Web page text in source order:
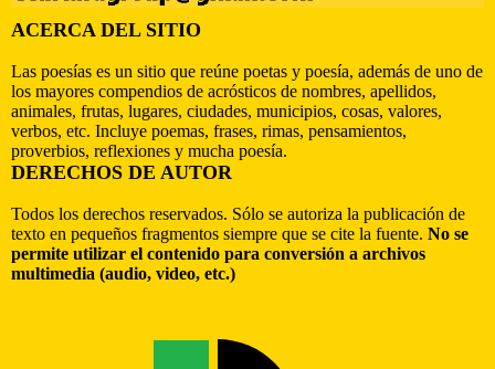
ACERCA DEL SITIO
Las poesías es un sitio que reúne poetas y poesía, además de uno de
los mayores compendios de acrósticos de nombres, apellidos,
animales, frutas, lugares, ciudades, municipios, cosas, valores,
verbos, etc. Incluye poemas, frases, rimas, pensamientos,
proverbios, reflexiones y mucha poesía.
DERECHOS DE AUTOR
Todos los derechos reservados. Sólo se autoriza la publicación de
texto en pequeños fragmentos siempre que se cite la fuente. No se
permite utilizar el contenido para conversión a archivos
multimedia (audio, video, etc.)